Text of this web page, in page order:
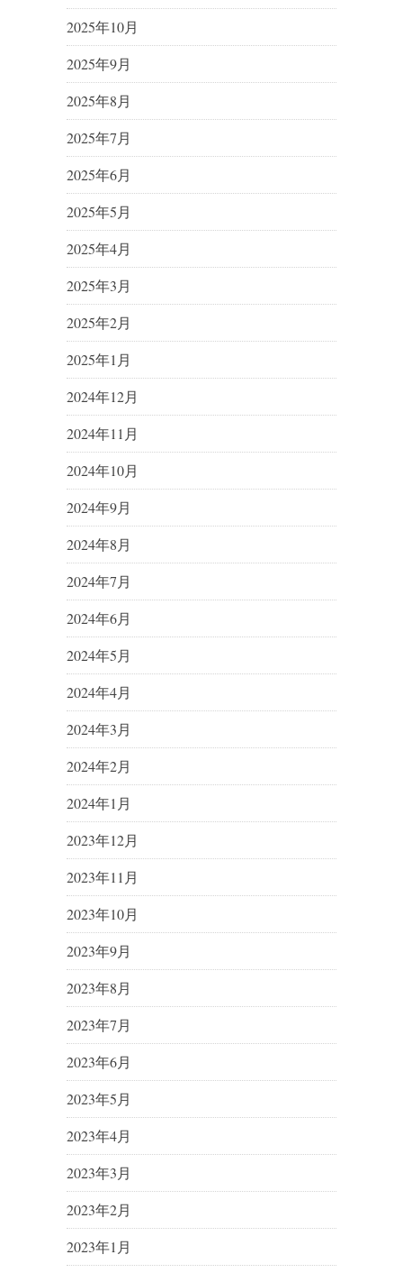
2025年10月
2025年9月
2025年8月
2025年7月
2025年6月
2025年5月
2025年4月
2025年3月
2025年2月
2025年1月
2024年12月
2024年11月
2024年10月
2024年9月
2024年8月
2024年7月
2024年6月
2024年5月
2024年4月
2024年3月
2024年2月
2024年1月
2023年12月
2023年11月
2023年10月
2023年9月
2023年8月
2023年7月
2023年6月
2023年5月
2023年4月
2023年3月
2023年2月
2023年1月